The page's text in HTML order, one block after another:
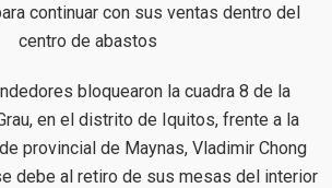
continuar con sus ventas dentro del
centro de abastos
bloquearon la cuadra 8 de la
en el distrito de Iquitos, frente a la
provincial de Maynas, Vladimir Chong
debe al retiro de sus mesas del interior